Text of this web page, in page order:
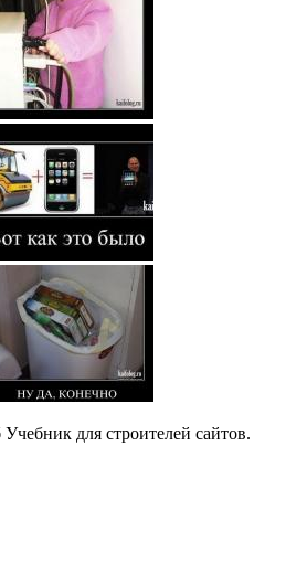
для строителей сайтов.